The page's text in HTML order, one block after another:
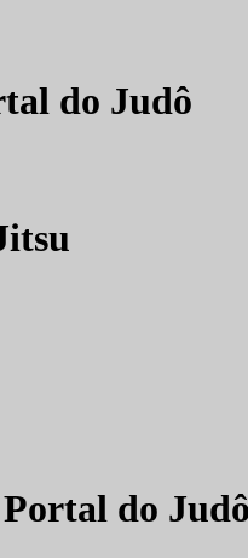
do Judô
do